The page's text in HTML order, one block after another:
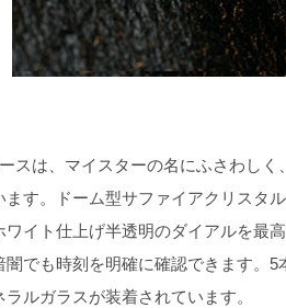
スは、マイスターの名にふさわし
ます。ドーム型サファイアクリスタ
ワイト仕上げ半透明のダイアルを最
闇でも時刻を明確に確認できます。
ルガラスが装着されています。